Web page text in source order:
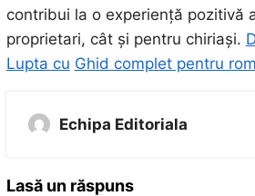
contribui la o experiență pozitivă
proprietari, cât și pentru chiriași.
Lupta cu Ghid complet pentru
Echipa Editoriala
Lasă un răspuns